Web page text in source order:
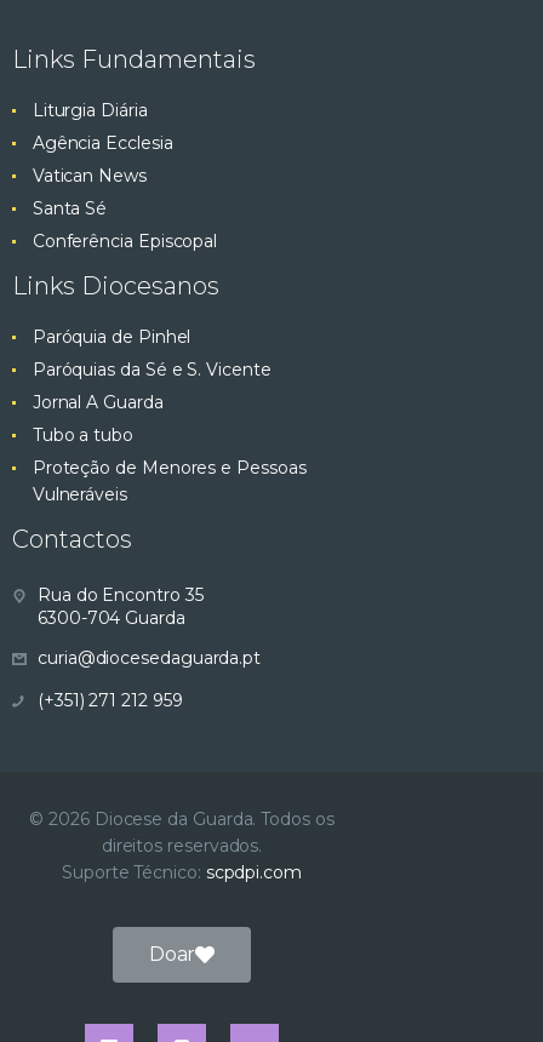
Links Fundamentais
Liturgia Diária
Agência Ecclesia
Vatican News
Santa Sé
Conferência Episcopal
Links Diocesanos
Paróquia de Pinhel
Paróquias da Sé e S. Vicente
Jornal A Guarda
Tubo a tubo
Proteção de Menores e Pessoas
Vulneráveis
Contactos
Rua do Encontro 35
6300-704 Guarda
curia@diocesedaguarda.pt
(+351) 271 212 959
© 2026 Diocese da Guarda. Todos os
direitos reservados.
Suporte Técnico: scpdpi.com
Doar